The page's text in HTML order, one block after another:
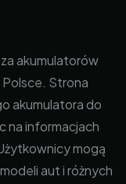
akumulatorów
Strona
akumulatora do
na informacjach
mogą
aut i różnych